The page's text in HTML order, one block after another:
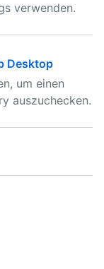
verwenden.
Desktop
um einen
auszuchecken.